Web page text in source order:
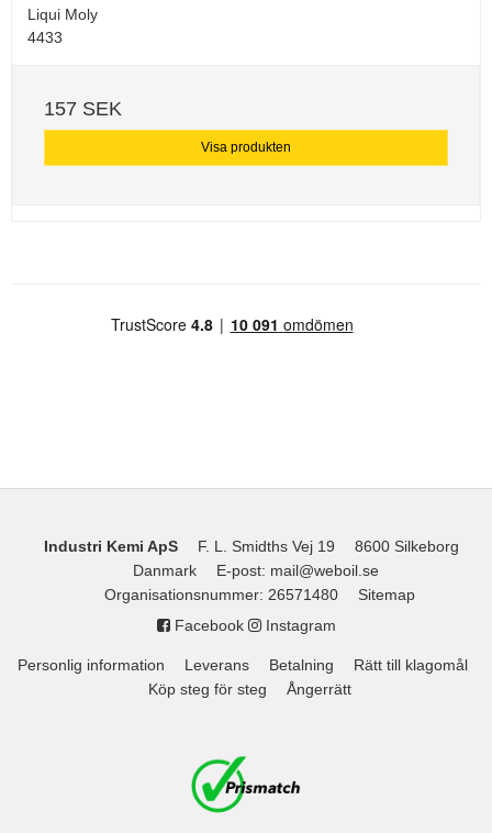
Liqui Moly
4433
157 SEK
Visa produkten
Industri Kemi ApS F. L. Smidths Vej 19
8600 Silkeborg
Danmark
E-post: mail@weboil.se
Organisationsnummer: 26571480
Sitemap
Facebook
Instagram
Personlig information Leverans Betalning
Rätt till klagomål
Köp steg för steg
Ångerrätt